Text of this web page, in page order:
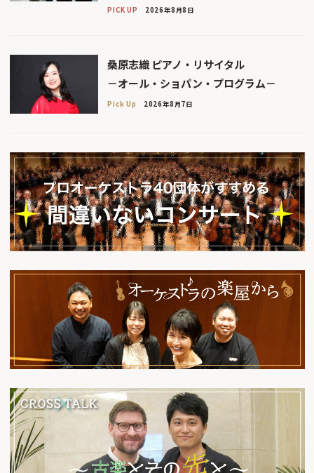
PICK UP 2026年8月8日
桑原志織 ピアノ・リサイタル
－オール・ショパン・プログラム－
Pick Up 2026年8月7日